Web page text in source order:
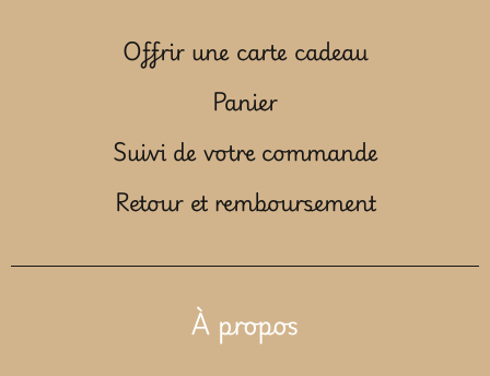
Offrir une carte cadeau
Panier
Suivi de votre commande
Retour et remboursement
À propos